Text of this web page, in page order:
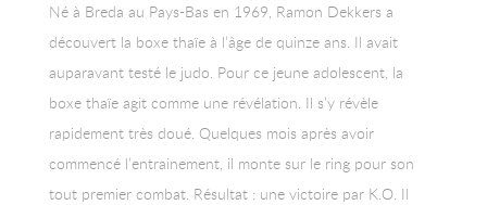
Né à Breda au Pays-Bas en 1969, Ramon Dekkers a
découvert la boxe thaïe à l’âge de quinze ans. Il avait
auparavant testé le judo. Pour ce jeune adolescent, la
boxe thaïe agit comme une révélation. Il s’y révèle
rapidement très doué. Quelques mois après avoir
commencé l’entrainement, il monte sur le ring pour son
tout premier combat. Résultat : une victoire par K.O. Il